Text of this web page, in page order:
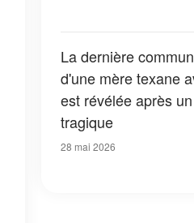
La dernière
d'une mère texane
est révélée après
tragique
28 mai 2026